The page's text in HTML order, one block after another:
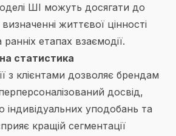
ШІ можуть досягати до
життєвої цінності
ранніх етапах взаємодії.
статистика
з клієнтами дозволяє брендам
досвід,
уподобань та
кращій сегментації